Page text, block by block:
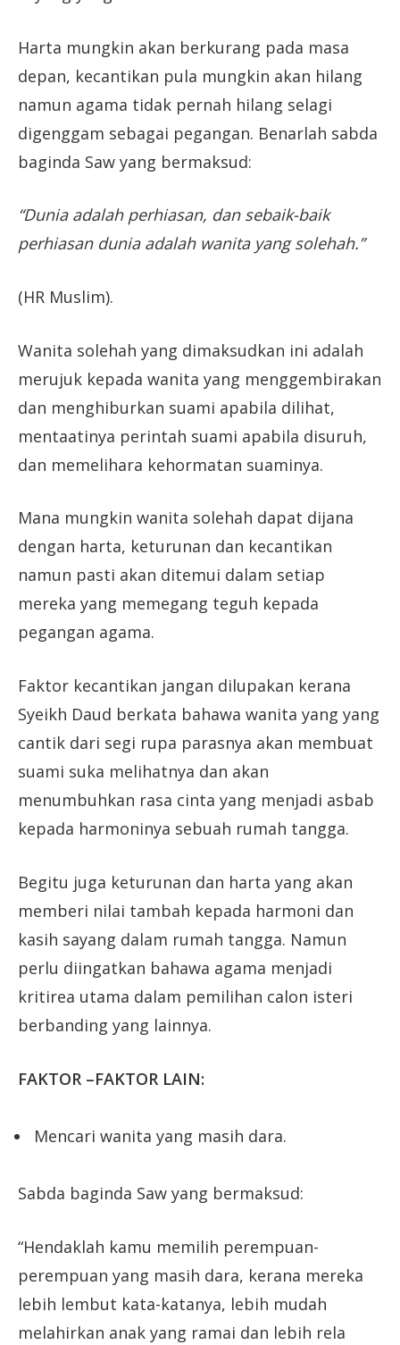
Harta mungkin akan berkurang pada masa
depan, kecantikan pula mungkin akan hilang
namun agama tidak pernah hilang selagi
digenggam sebagai pegangan. Benarlah sabda
baginda Saw yang bermaksud:
“Dunia adalah perhiasan, dan sebaik-baik
perhiasan dunia adalah wanita yang solehah.”
(HR Muslim).
Wanita solehah yang dimaksudkan ini adalah
merujuk kepada wanita yang menggembirakan
dan menghiburkan suami apabila dilihat,
mentaatinya perintah suami apabila disuruh,
dan memelihara kehormatan suaminya.
Mana mungkin wanita solehah dapat dijana
dengan harta, keturunan dan kecantikan
namun pasti akan ditemui dalam setiap
mereka yang memegang teguh kepada
pegangan agama.
Faktor kecantikan jangan dilupakan kerana
Syeikh Daud berkata bahawa wanita yang yang
cantik dari segi rupa parasnya akan membuat
suami suka melihatnya dan akan
menumbuhkan rasa cinta yang menjadi asbab
kepada harmoninya sebuah rumah tangga.
Begitu juga keturunan dan harta yang akan
memberi nilai tambah kepada harmoni dan
kasih sayang dalam rumah tangga. Namun
perlu diingatkan bahawa agama menjadi
kritirea utama dalam pemilihan calon isteri
berbanding yang lainnya.
FAKTOR –FAKTOR LAIN:
Mencari wanita yang masih dara.
Sabda baginda Saw yang bermaksud:
“Hendaklah kamu memilih perempuan-
perempuan yang masih dara, kerana mereka
lebih lembut kata-katanya, lebih mudah
melahirkan anak yang ramai dan lebih rela